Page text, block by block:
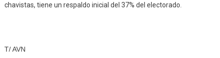
chavistas, tiene un respaldo inicial del 37% del electorado.
T/ AVN